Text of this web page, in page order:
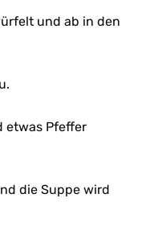
und ab in den
etwas Pfeffer
die Suppe wird